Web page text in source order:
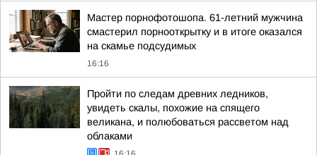
Мастер порнофотошопа. 61-летний мужчина
смастерил порнооткрытку и в итоге оказался
на скамье подсудимых
16:16
Пройти по следам древних ледников,
увидеть скалы, похожие на спящего
великана, и полюбоваться рассветом над
облаками